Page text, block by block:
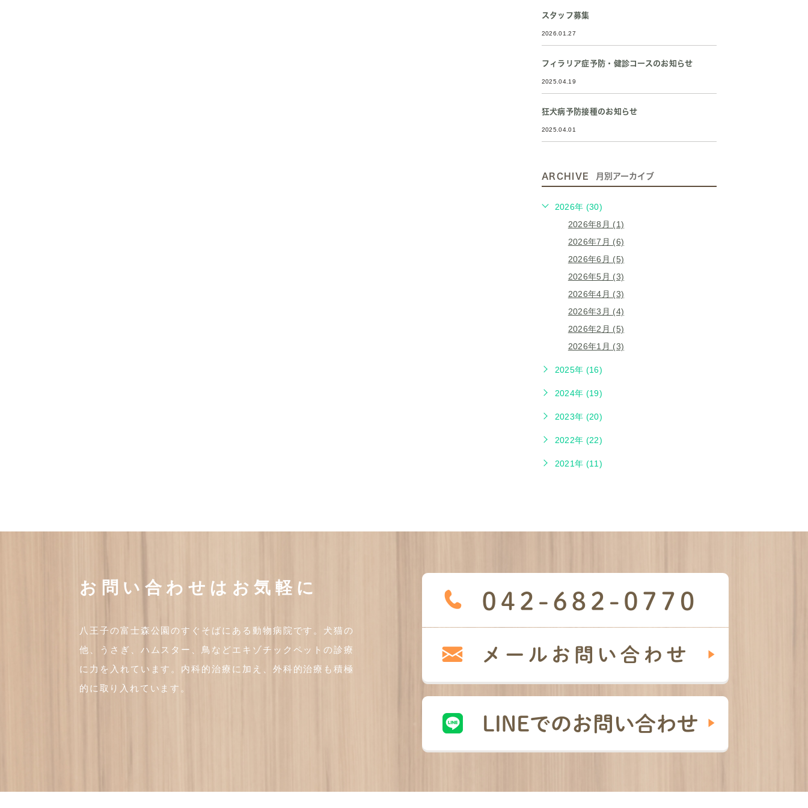
スタッフ募集
2026.01.27
フィラリア症予防・健診コースのお知らせ
2025.04.19
狂犬病予防接種のお知らせ
2025.04.01
ARCHIVE 月別アーカイブ
2026年 (30)
2026年8月 (1)
2026年7月 (6)
2026年6月 (5)
2026年5月 (3)
2026年4月 (3)
2026年3月 (4)
2026年2月 (5)
2026年1月 (3)
2025年 (16)
2024年 (19)
2023年 (20)
2022年 (22)
2021年 (11)
お問い合わせはお気軽に
八王子の富士森公園のすぐそばにある動物病院です。犬猫の
他、うさぎ、ハムスター、鳥などエキゾチックペットの診療
に力を入れています。内科的治療に加え、外科的治療も積極
的に取り入れています。